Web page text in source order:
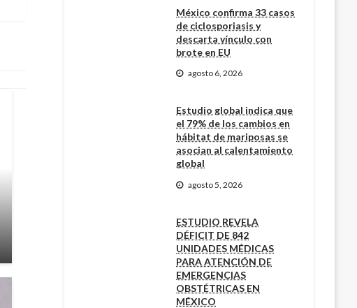
México confirma 33 casos
de ciclosporiasis y
descarta vínculo con
brote en EU
agosto 6, 2026
Estudio global indica que
el 79% de los cambios en
hábitat de mariposas se
asocian al calentamiento
global
agosto 5, 2026
ESTUDIO REVELA
DÉFICIT DE 842
UNIDADES MÉDICAS
PARA ATENCIÓN DE
EMERGENCIAS
OBSTÉTRICAS EN
MÉXICO